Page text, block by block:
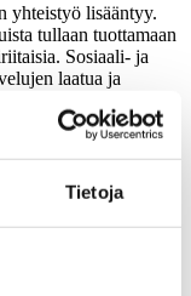
Tietoja
yhteistyö lisääntyy.
tullaan tuottamaan
Sosiaali- ja
laatua ja
Henkilökunnalla on
henkilökunnan
matkat saattavat
ei ole
peruskoulun